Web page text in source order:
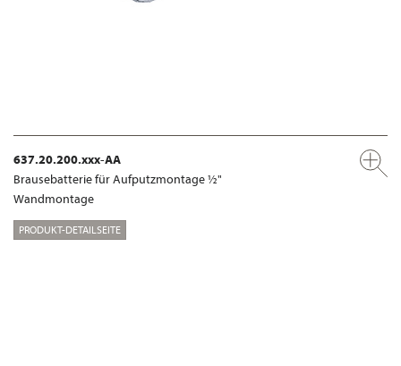
637.20.200.xxx-AA
Brausebatterie für Aufputzmontage ½"
Wandmontage
PRODUKT-DETAILSEITE